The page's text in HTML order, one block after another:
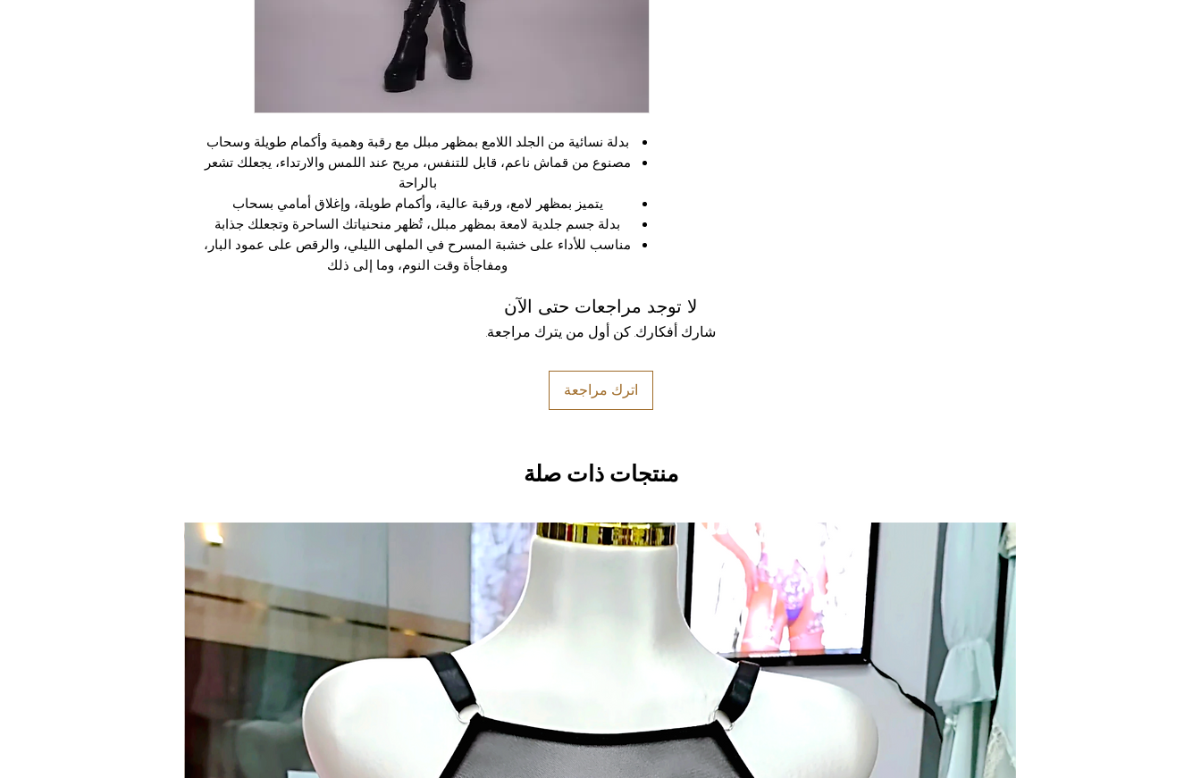
بدلة نسائية من الجلد اللامع بمظهر مبلل مع رقبة وهمية وأكمام طويلة وسحاب
مصنوع من قماش ناعم، قابل للتنفس، مريح عند اللمس والارتداء، يجعلك تشعر
بالراحة
يتميز بمظهر لامع، ورقبة عالية، وأكمام طويلة، وإغلاق أمامي بسحاب
بدلة جسم جلدية لامعة بمظهر مبلل، تُظهر منحنياتك الساحرة وتجعلك جذابة
مناسب للأداء على خشبة المسرح في الملهى الليلي، والرقص على عمود البار،
ومفاجأة وقت النوم، وما إلى ذلك
لا توجد مراجعات حتى الآن
شارك أفكارك. كن أول من يترك مراجعة.
اترك مراجعة
منتجات ذات صلة